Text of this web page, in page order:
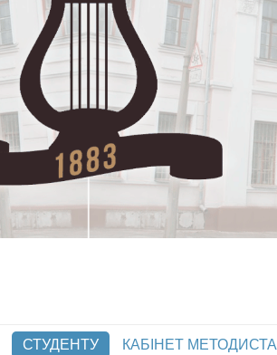
СТУДЕНТУ КАБІНЕТ МЕТОДИСТА